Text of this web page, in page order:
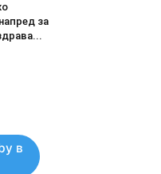
за
в